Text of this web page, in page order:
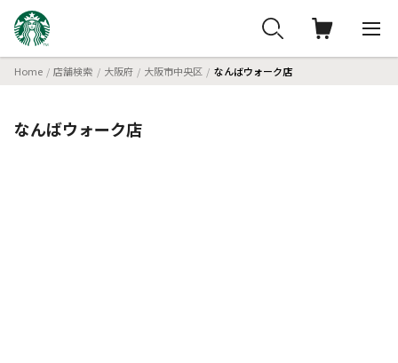
Home 店舗検索 大阪府 大阪市中央区 なんばウォーク店
なんばウォーク店